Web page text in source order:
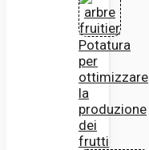
Potatura
per
ottimizzare
la
produzione
dei
frutti